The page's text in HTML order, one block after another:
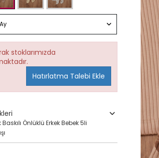
stoklarımızda
Hatırlatma Talebi Ekle
Baskılı Önlüklü Erkek Bebek 5li